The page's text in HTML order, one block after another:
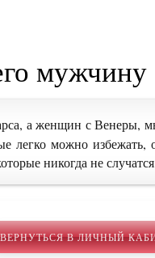
мужчину
а женщин с Венеры,
легко можно избежать,
никогда не
ВЕРНУТЬСЯ В ЛИЧНЫЙ